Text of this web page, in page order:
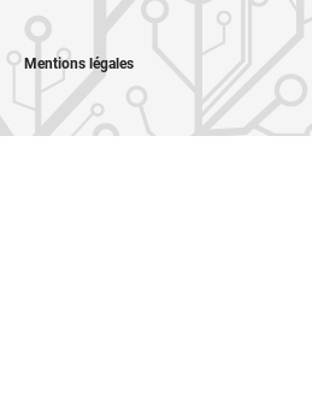
Mentions légales